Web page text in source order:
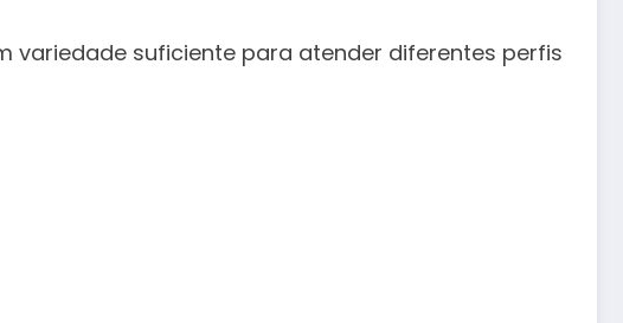
variedade suficiente para atender diferentes perfis